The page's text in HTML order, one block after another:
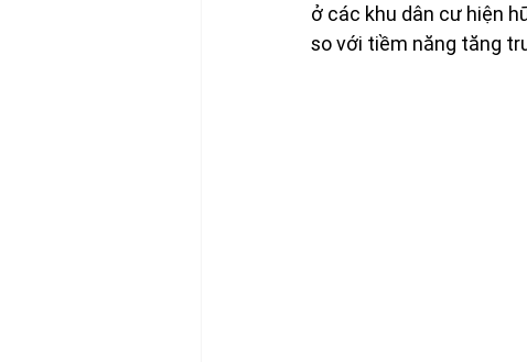
ở các khu dân cư hiện
so với tiềm năng tăng